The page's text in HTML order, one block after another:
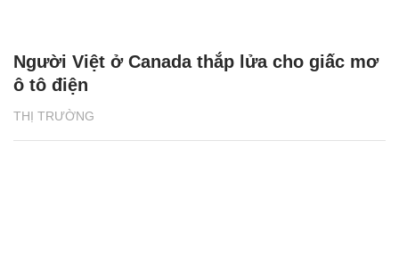
THỊ TRƯỜNG
Người Việt ở Canada thắp lửa cho giấc mơ
ô tô điện